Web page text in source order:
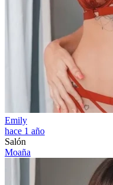
Emily
hace 1 año
Salón
Moaña